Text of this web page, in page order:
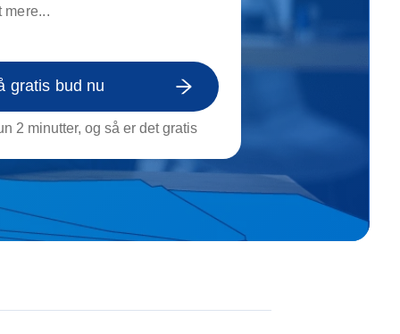
mere...
gratis bud nu
2 minutter, og så er det gratis